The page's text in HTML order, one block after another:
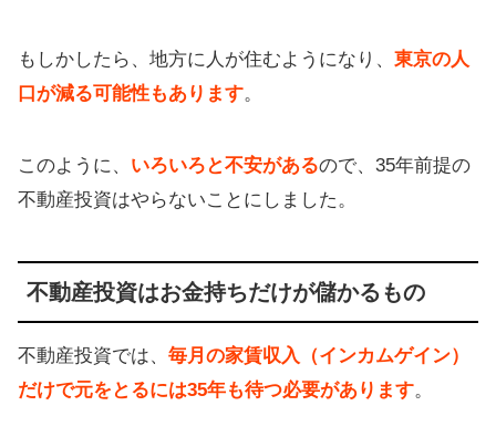
もしかしたら、地方に人が住むようになり、 東京の人
口が減る可能性もあります。
このように、 いろいろと不安があるので、35年前提の
不動産投資はやらないことにしました。
不動産投資はお金持ちだけが儲かるもの
不動産投資では、 毎月の家賃収入（インカムゲイン）
だけで元をとるには35年も待つ必要があります。